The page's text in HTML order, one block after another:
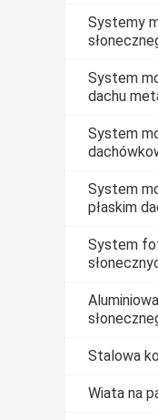
Systemy
System
dachu
System
System
płaskim
System
Stalowa
Wiata na